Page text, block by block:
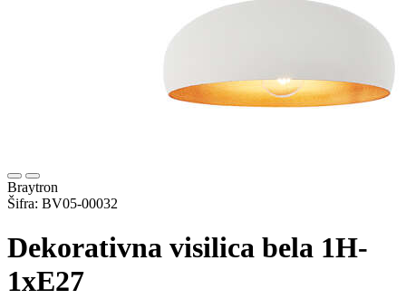
Braytron
Šifra: BV05-00032
Dekorativna visilica bela 1H-
1xE27